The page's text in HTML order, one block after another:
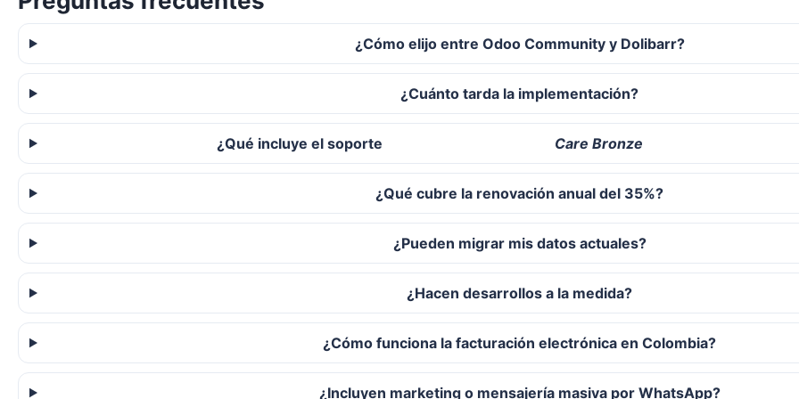
¿Cómo elijo entre Odoo Community y Dolibarr?
¿Cuánto tarda la implementación?
¿Qué incluye el soporte Care Bronze
¿Qué cubre la renovación anual del 35%?
¿Pueden migrar mis datos actuales?
¿Hacen desarrollos a la medida?
¿Cómo funciona la facturación electrónica en Colombia?
¿Incluyen marketing o mensajería masiva por WhatsApp?